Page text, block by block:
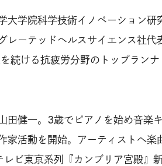
大学院科学技術イノベーション研
レーテッドヘルスサイエンス社代
続ける抗疲労分野のトップランナ
田健一。3歳でピアノを始め音楽
家活動を開始。アーティストへ楽
ビ東京系列『カンブリア宮殿』